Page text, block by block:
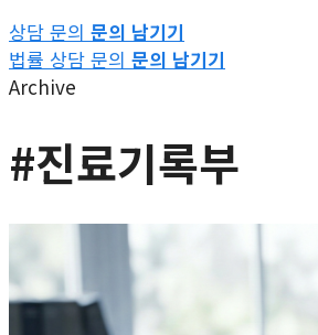
상담 문의 문의 남기기
법률 상담 문의 문의 남기기
Archive
#진료기록부